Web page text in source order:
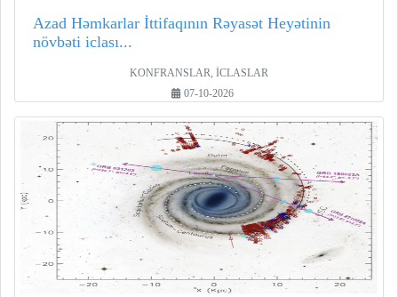
Azad Həmkarlar İttifaqının Rəyasət Heyətinin
növbəti iclası...
KONFRANSLAR, İCLASLAR
07-10-2026